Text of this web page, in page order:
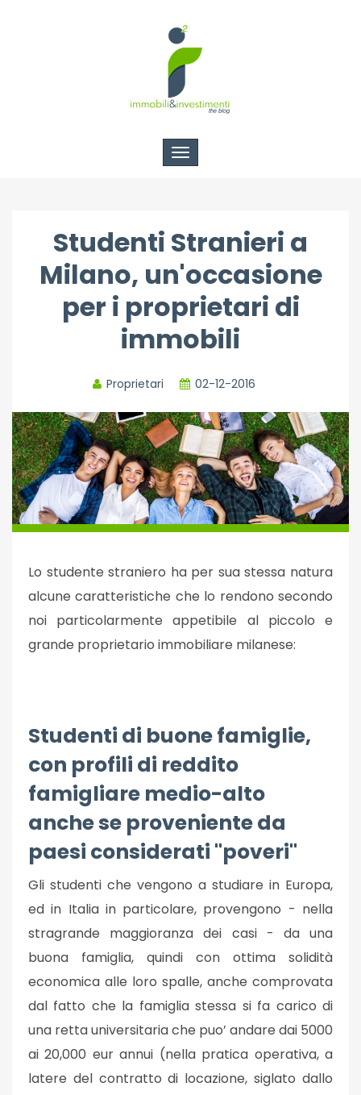
Toggle
navigation
Studenti Stranieri a
Milano, un'occasione
per i proprietari di
immobili
Proprietari 02-12-2016
Lo studente straniero ha per sua stessa natura
alcune caratteristiche che lo rendono secondo
noi particolarmente appetibile al piccolo e
grande proprietario immobiliare milanese:
Studenti di buone famiglie,
con profili di reddito
famigliare medio-alto
anche se proveniente da
paesi considerati "poveri"
Gli studenti che vengono a studiare in Europa,
ed in Italia in particolare, provengono - nella
stragrande maggioranza dei casi - da una
buona famiglia, quindi con ottima solidità
economica alle loro spalle, anche comprovata
dal fatto che la famiglia stessa si fa carico di
una retta universitaria che puo’ andare dai 5000
ai 20,000 eur annui (nella pratica operativa, a
latere del contratto di locazione, siglato dallo